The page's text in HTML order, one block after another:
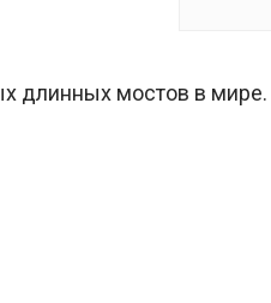
длинных мостов в